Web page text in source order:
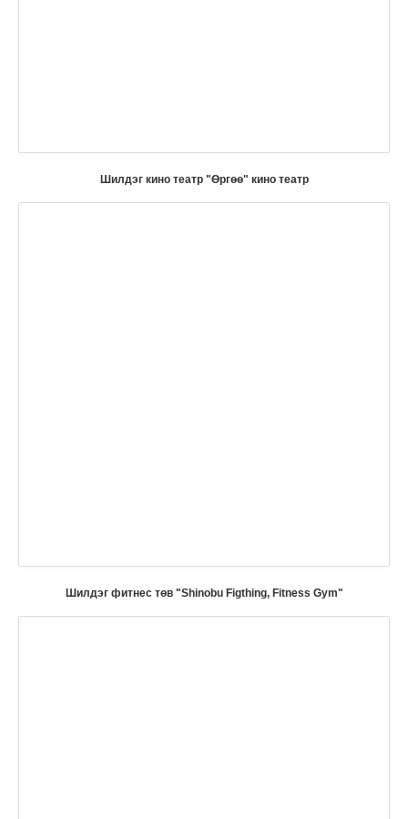
Шилдэг кино театр "Өргөө" кино театр
Шилдэг фитнес төв "Shinobu Figthing, Fitness Gym"